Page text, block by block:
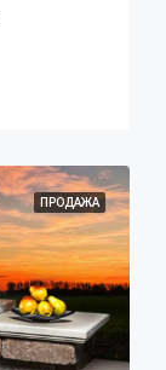
ПРОДАЖА